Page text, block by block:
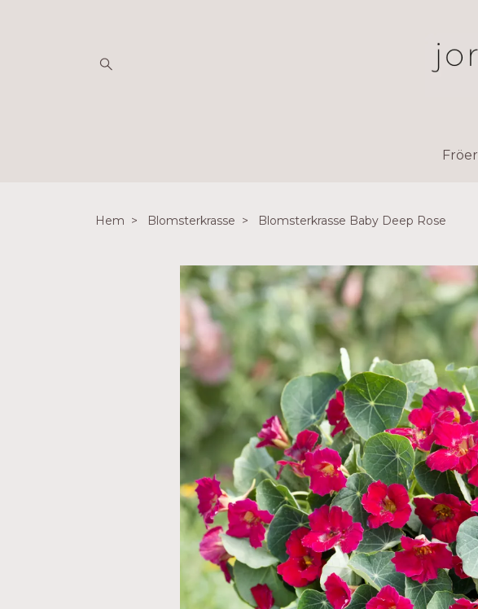
Fröer
Hem Blomsterkrasse Blomsterkrasse Baby Deep Rose